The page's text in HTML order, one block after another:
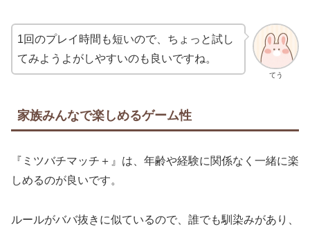
てう
1回のプレイ時間も短いので、ちょっと試し
てみようよがしやすいのも良いですね。
家族みんなで楽しめるゲーム性
『ミツバチマッチ＋』は、年齢や経験に関係なく一緒に楽
しめるのが良いです。
ルールがババ抜きに似ているので、誰でも馴染みがあり、